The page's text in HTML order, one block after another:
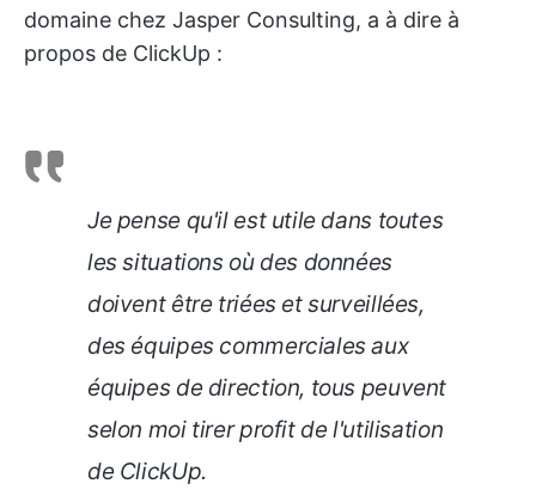
domaine chez Jasper Consulting, a à dire à
propos de ClickUp :
Je pense qu'il est utile dans toutes
les situations où des données
doivent être triées et surveillées,
des équipes commerciales aux
équipes de direction, tous peuvent
selon moi tirer profit de l'utilisation
de ClickUp.